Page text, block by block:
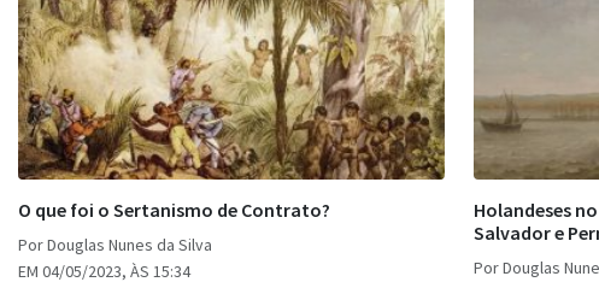
O que foi o Sertanismo de Contrato?
Por Douglas Nunes da Silva
EM 04/05/2023, ÀS 15:34
Holandeses
Salvador e
Por Douglas